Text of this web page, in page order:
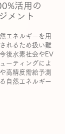
活用の
メント
エネルギーを用
れるため扱い難
後水素社会やEV
ーティングによ
高精度需給予測
自然エネルギー